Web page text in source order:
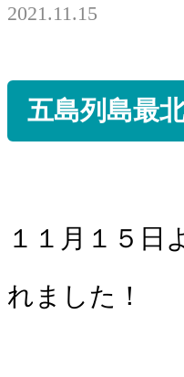
2021.11.15
五島列島最
１１月１５日
れました！